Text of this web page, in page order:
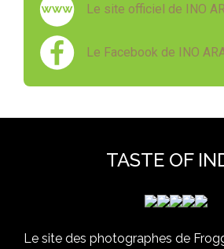
Le site officiel de INO
Le Facebook de INO
TASTE OF
Le site des photographes de